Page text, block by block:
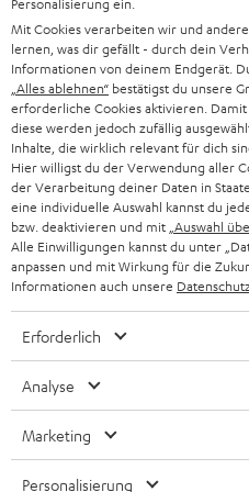
n
T
a
b
ö
n
e
n
Audio-Lexikon
Ratgeber
Wissen
Inside
Entertainment
Shop
Im neuen Tab öffnen
Kontakt
Newsletter
Netiquette
Daten-Einstellungen
English
Nederlands
Polski
Español
Mit Cookies verarbeiten wir und
lernen, was dir gefällt - durch dein
Informationen von deinem Endgerät.
„Alles ablehnen“ bestätigst du unsere
erforderliche Cookies aktivieren.
diese werden jedoch zufällig
Inhalte, die wirklich relevant für dich
Hier willigst du der Verwendung aller
der Verarbeitung deiner Daten in
eine individuelle Auswahl kannst du
bzw. deaktivieren und mit „Auswahl
Alle Einwilligungen kannst du unter
anpassen und mit Wirkung für die
Informationen auch unsere
Erforderlich
Analyse
Marketing
Personalisierung